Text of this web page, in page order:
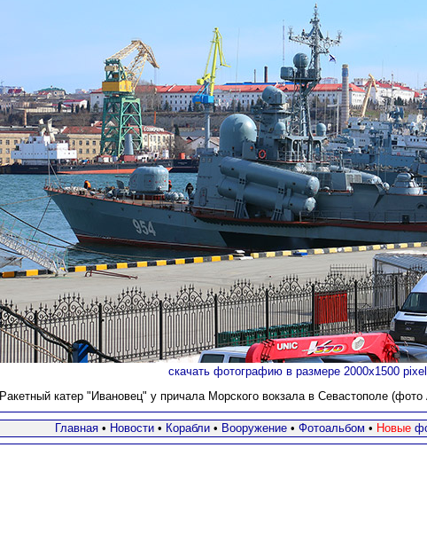
скачать фотографию в размере 2000х1500 pixel
Ракетный катер "Ивановец" у причала Морского вокзала в Севастополе
Главная• Новости• Корабли• Вооружение • Фотоальбом • Новые